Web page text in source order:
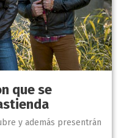
que se
y además presentrán